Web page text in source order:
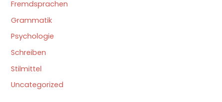
Fremdsprachen
Grammatik
Psychologie
Schreiben
Stilmittel
Uncategorized